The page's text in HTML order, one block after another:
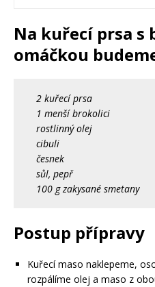
Na kuřecí prsa s
omáčkou
2 kuřecí prsa
1 menší brokolici
rostlinný olej
cibuli
česnek
sůl, pepř
100 g zakysané smetany
Postup přípravy
Kuřecí maso naklepeme,
rozpálíme olej a maso z